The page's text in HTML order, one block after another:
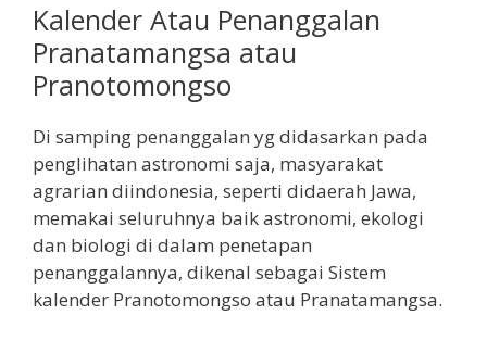
Kalender Atau Penanggalan
Pranatamangsa atau
Pranotomongso
Di samping penanggalan yg didasarkan pada
penglihatan astronomi saja, masyarakat
agrarian diindonesia, seperti didaerah Jawa,
memakai seluruhnya baik astronomi, ekologi
dan biologi di dalam penetapan
penanggalannya, dikenal sebagai Sistem
kalender Pranotomongso atau Pranatamangsa.